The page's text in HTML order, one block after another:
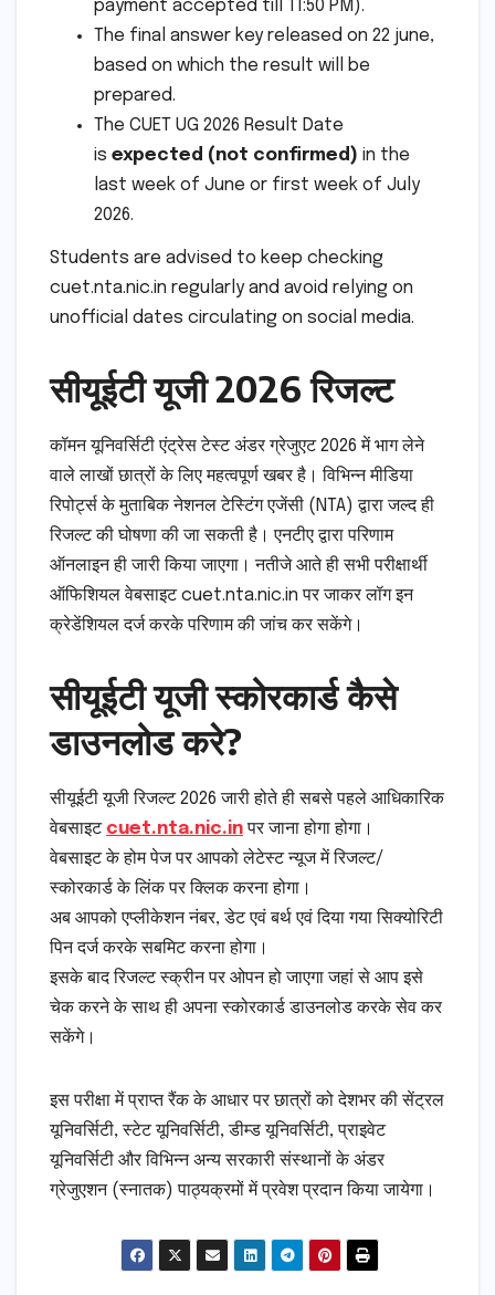
payment accepted till 11:50 PM).
The final answer key released on 22 june,
based on which the result will be
prepared.
The CUET UG 2026 Result Date
is expected (not confirmed) in the
last week of June or first week of July
2026.
Students are advised to keep checking
cuet.nta.nic.in regularly and avoid relying on
unofficial dates circulating on social media.
सीयूईटी यूजी 2026 रिजल्ट
कॉमन यूनिवर्सिटी एंट्रेस टेस्ट अंडर ग्रेजुएट 2026 में भाग लेने
वाले लाखों छात्रों के लिए महत्वपूर्ण खबर है। विभिन्न मीडिया
रिपोर्ट्स के मुताबिक नेशनल टेस्टिंग एजेंसी (NTA) द्वारा जल्द ही
रिजल्ट की घोषणा की जा सकती है। एनटीए द्वारा परिणाम
ऑनलाइन ही जारी किया जाएगा। नतीजे आते ही सभी परीक्षार्थी
ऑफिशियल वेबसाइट cuet.nta.nic.in पर जाकर लॉग इन
क्रेडेंशियल दर्ज करके परिणाम की जांच कर सकेंगे।
सीयूईटी यूजी स्कोरकार्ड कैसे
डाउनलोड करे?
सीयूईटी यूजी रिजल्ट 2026 जारी होते ही सबसे पहले आधिकारिक
वेबसाइट cuet.nta.nic.inपर जाना होगा होगा।
वेबसाइट के होम पेज पर आपको लेटेस्ट न्यूज में रिजल्ट/
स्कोरकार्ड के लिंक पर क्लिक करना होगा।
अब आपको एप्लीकेशन नंबर, डेट एवं बर्थ एवं दिया गया सिक्योरिटी
पिन दर्ज करके सबमिट करना होगा।
इसके बाद रिजल्ट स्क्रीन पर ओपन हो जाएगा जहां से आप इसे
चेक करने के साथ ही अपना स्कोरकार्ड डाउनलोड करके सेव कर
सकेंगे।
इस परीक्षा में प्राप्त रैंक के आधार पर छात्रों को देशभर की सेंट्रल
यूनिवर्सिटी, स्टेट यूनिवर्सिटी, डीम्ड यूनिवर्सिटी, प्राइवेट
यूनिवर्सिटी और विभिन्न अन्य सरकारी संस्थानों के अंडर
ग्रेजुएशन (स्नातक) पाठ्यक्रमों में प्रवेश प्रदान किया जायेगा।